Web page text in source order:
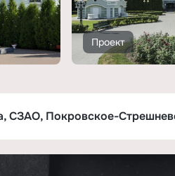
Проект
СЗАО, Покровское-